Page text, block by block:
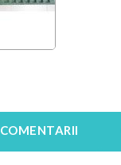
COMENTARII